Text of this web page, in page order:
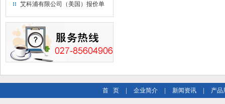
艾科浦有限公司（美国）报价单
首 页 企业简介 新闻资讯 产品